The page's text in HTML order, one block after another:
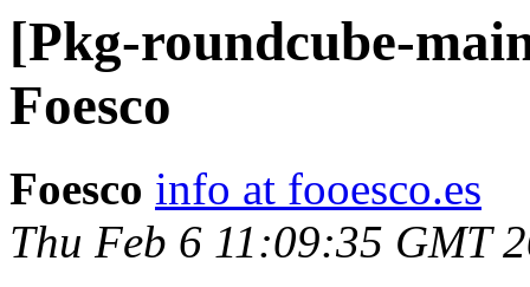
[Pkg-roundcube-
Foesco
Foesco info at fooesco.es
Thu Feb 6 11:09:35 GMT